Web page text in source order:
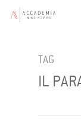
Skip
TAG
IL